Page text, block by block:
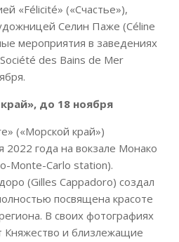
«Félicité» («Счастье»),
Селин Паже (Céline
мероприятия в заведениях
des Bains de Mer
до 18 ноября
(«Морской край»)
2022 года на вокзале Монако
Monte-Carlo station).
(Gilles Cappadoro) создал
посвящена красоте
В своих фотографиях
Княжество и близлежащие